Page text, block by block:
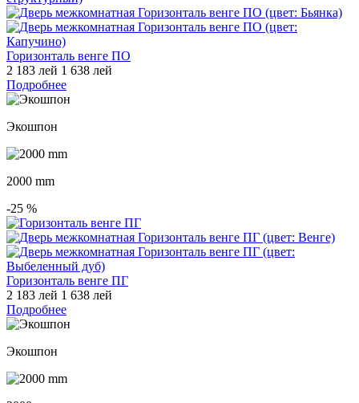
Горизонталь венге ПО
2 183 лей 1 638 лей
Подробнее
Экошпон
2000 mm
-25 %
Горизонталь венге ПГ
2 183 лей 1 638 лей
Подробнее
Экошпон